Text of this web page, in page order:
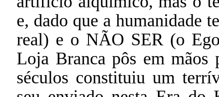
e, dado que a humanidade
real) e o NÃO SER (o
Loja Branca pôs em mãos
séculos constituiu um